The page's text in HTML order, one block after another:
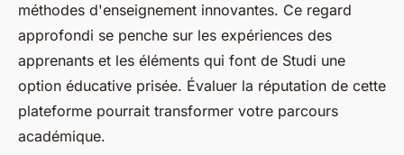
méthodes d'enseignement innovantes. Ce regard
approfondi se penche sur les expériences des
apprenants et les éléments qui font de Studi une
option éducative prisée. Évaluer la réputation de cette
plateforme pourrait transformer votre parcours
académique.